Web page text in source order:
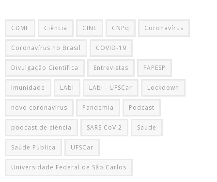
CDMF Ciência CINE CNPq Coronavírus
Coronavírus no Brasil COVID-19
Divulgação Científica Entrevistas FAPESP
Imunidade LAbI LAbI - UFSCar Lockdown
novo coronavírus Pandemia Podcast
podcast de ciência SARS CoV 2 Saúde
Saúde Pública UFSCar
Universidade Federal de Sâo Carlos